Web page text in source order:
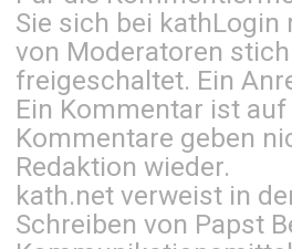
Sie sich bei kathLogin
von Moderatoren
freigeschaltet. Ein
Ein Kommentar ist
Kommentare geben
Redaktion wieder.
kath.net verweist in
Schreiben von Papst